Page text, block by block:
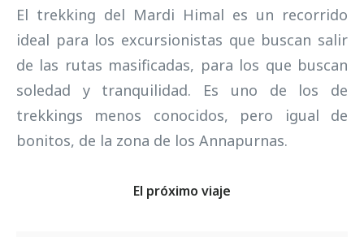
El trekking del Mardi Himal es un recorrido
ideal para los excursionistas que buscan salir
de las rutas masificadas, para los que buscan
soledad y tranquilidad. Es uno de los de
trekkings menos conocidos, pero igual de
bonitos, de la zona de los Annapurnas.
El próximo viaje